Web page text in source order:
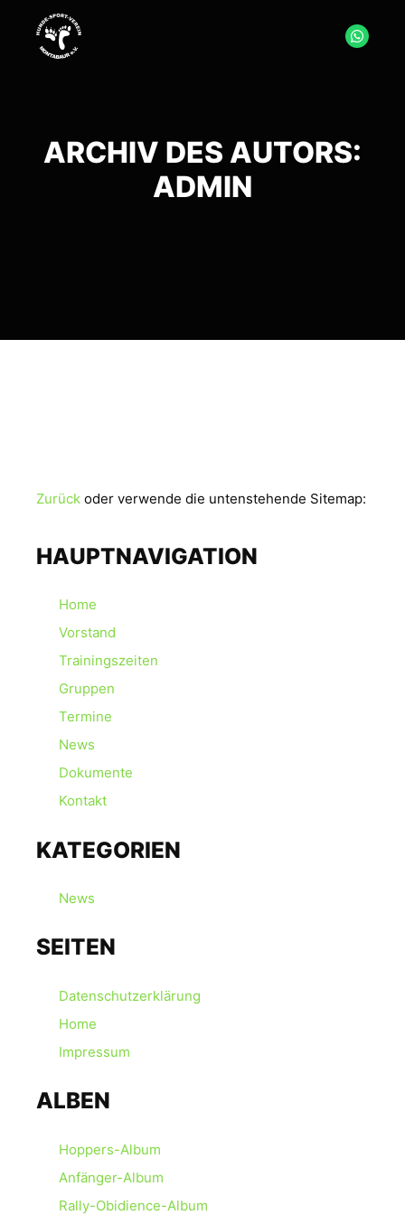
ARCHIV DES AUTORS:
ADMIN
Zurück oder verwende die untenstehende Sitemap:
HAUPTNAVIGATION
Home
Vorstand
Trainingszeiten
Gruppen
Termine
News
Dokumente
Kontakt
KATEGORIEN
News
SEITEN
Datenschutzerklärung
Home
Impressum
ALBEN
Hoppers-Album
Anfänger-Album
Rally-Obidience-Album